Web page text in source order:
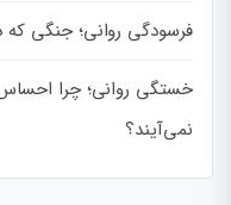
فرسودگی روانی؛ جنگی
خستگی روانی؛ چرا
نمی‌آیند؟